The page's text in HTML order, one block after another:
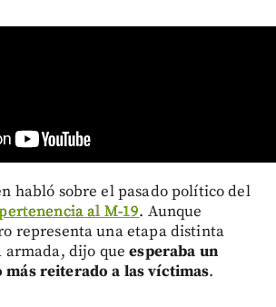
habló sobre el pasado político del
al M-19. Aunque
representa una etapa distinta
armada, dijo queesperaba un
reiterado a las víctimas.